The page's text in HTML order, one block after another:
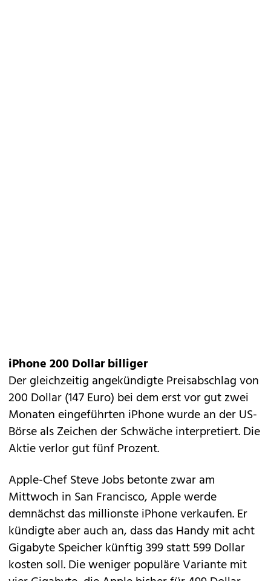
iPhone 200 Dollar billiger
Der gleichzeitig angekündigte Preisabschlag von
200 Dollar (147 Euro) bei dem erst vor gut zwei
Monaten eingeführten iPhone wurde an der US-
Börse als Zeichen der Schwäche interpretiert. Die
Aktie verlor gut fünf Prozent.
Apple-Chef Steve Jobs betonte zwar am
Mittwoch in San Francisco, Apple werde
demnächst das millionste iPhone verkaufen. Er
kündigte aber auch an, dass das Handy mit acht
Gigabyte Speicher künftig 399 statt 599 Dollar
kosten soll. Die weniger populäre Variante mit